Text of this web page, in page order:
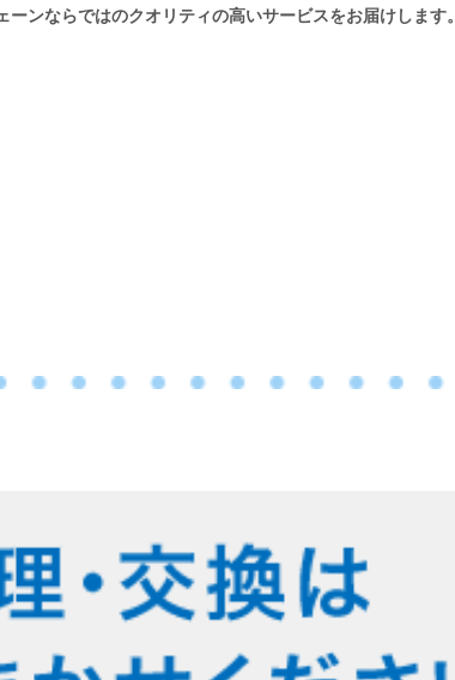
ーンならではのクオリティの高いサービスをお届けします。